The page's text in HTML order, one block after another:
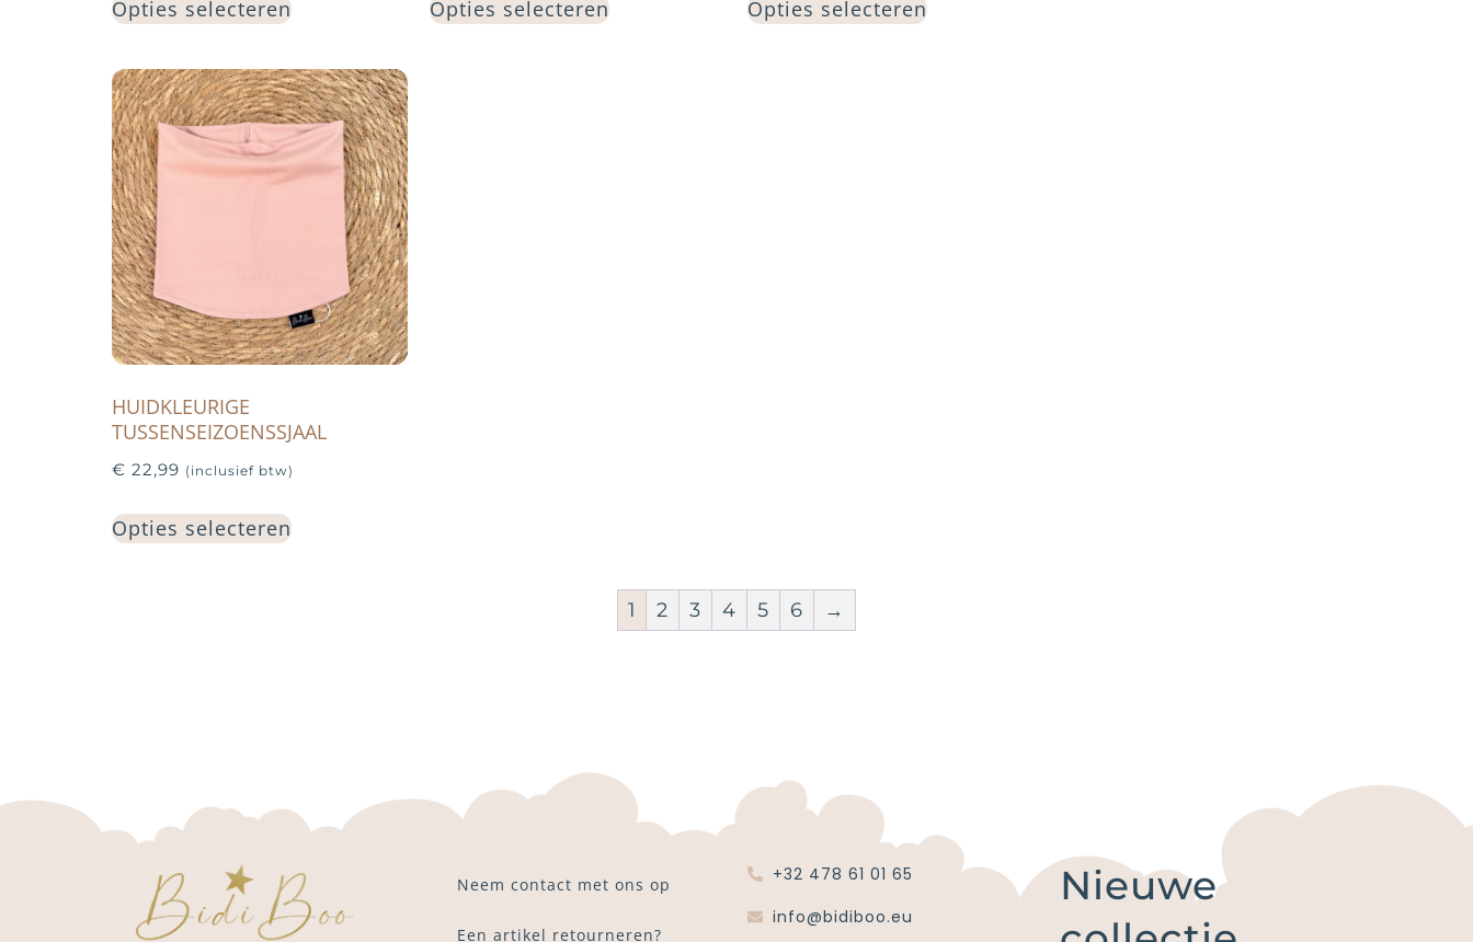
Opties selecteren Opties selecteren Opties selecteren
HUIDKLEURIGE
TUSSENSEIZOENSSJAAL
€ 22,99 (inclusief btw)
Opties selecteren
1 2 3 4 5 6 →
Neem contact met ons op
Een artikel retourneren?
+32 478 61 01 65
info@bidiboo.eu
Nieuwe